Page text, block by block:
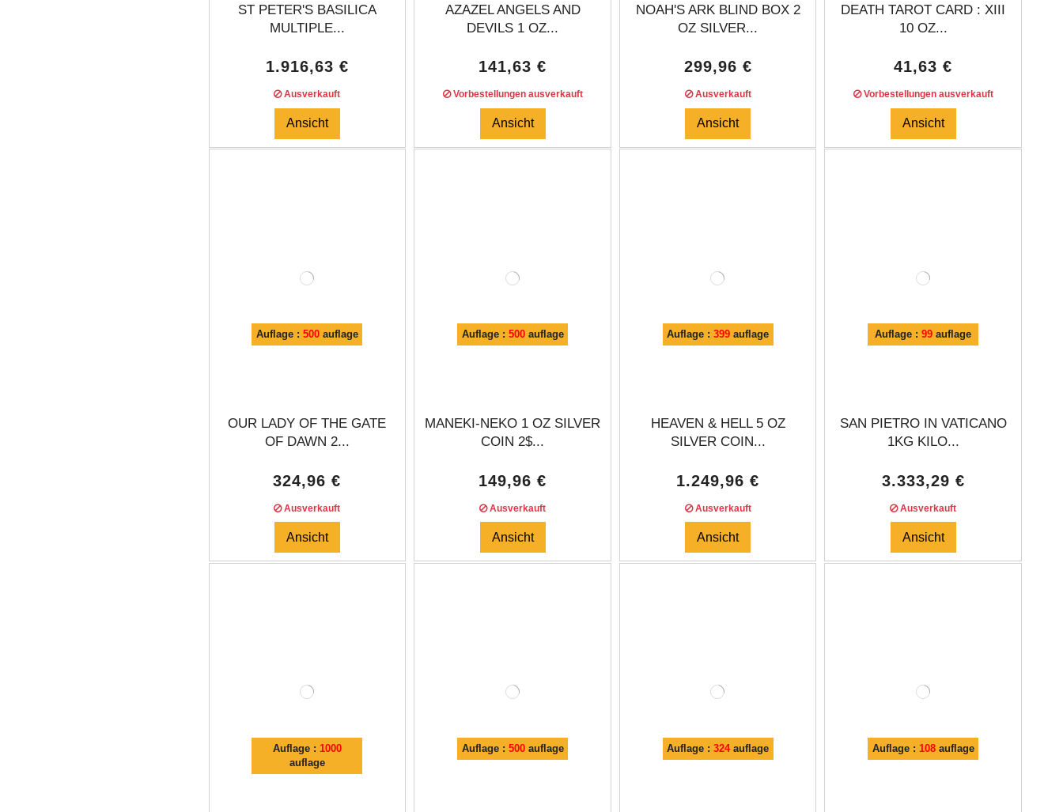
ST PETER'S BASILICA
MULTIPLE...
1.916,63 €
Ausverkauft
Ansicht
AZAZEL ANGELS AND
DEVILS 1 OZ...
141,63 €
Vorbestellungen ausverkauft
Ansicht
NOAH'S ARK BLIND BOX 2
OZ SILVER...
299,96 €
Ausverkauft
Ansicht
DEATH TAROT CARD : XIII
10 OZ...
41,63 €
Vorbestellungen ausverkauft
Ansicht
Auflage : 500auflage
OUR LADY OF THE GATE
OF DAWN 2...
324,96 €
Ausverkauft
Ansicht
Auflage : 500auflage
MANEKI-NEKO 1 OZ SILVER
COIN 2$...
149,96 €
Ausverkauft
Ansicht
Auflage :399 auflage
HEAVEN & HELL 5 OZ
SILVER COIN...
1.249,96 €
Ausverkauft
Ansicht
Auflage :99 auflage
SAN PIETRO IN VATICANO
1KG KILO...
3.333,29 €
Ausverkauft
Ansicht
Auflage : 1000
auflage
Auflage : 500auflage Auflage :324auflage Auflage : 108auflage